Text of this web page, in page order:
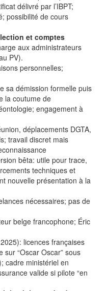
délivré par l’IBPT;
possibilité de cours
et comptes
aux administrateurs
PV).
personnelles;
sa démission formelle puis
la coutume de
engagement à
déplacements DGTA,
travail discret mais
bêta: utile pour trace,
techniques et
nouvelle présentation à la
nécessaires; pas de
belge francophone; Éric
licences françaises
“Oscar Oscar” sous
cadre ministériel en
valide si pilote “en